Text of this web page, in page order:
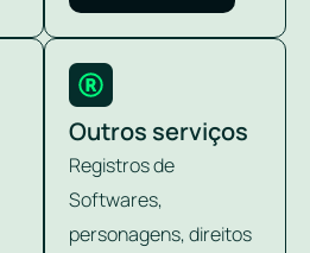
Outros serviços
Registros de
Softwares,
personagens, direitos